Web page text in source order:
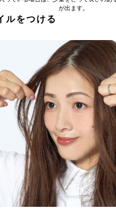
が出ます。
ルをつける